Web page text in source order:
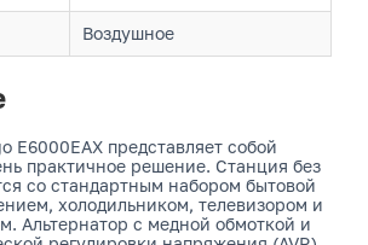
Воздушное
E6000EAX представляет собой
практичное решение. Станция без
со стандартным набором бытовой
холодильником, телевизором и
Альтернатор с медной обмоткой и